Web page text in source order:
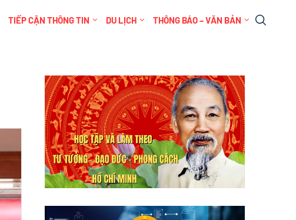
TIẾP CẬN THÔNG TIN DU LỊCH THÔNG BÁO – VĂN BẢN